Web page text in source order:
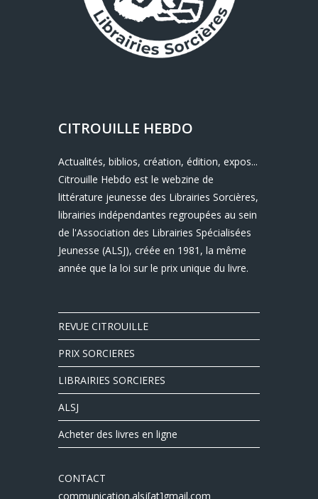
CITROUILLE HEBDO
Actualités, biblios, création, édition, expos...
Citrouille Hebdo est le webzine de
littérature jeunesse des Librairies Sorcières,
librairies indépendantes regroupées au sein
de l'Association des Librairies Spécialisées
Jeunesse (ALSJ), créée en 1981, la même
année que la loi sur le prix unique du livre.
REVUE CITROUILLE
PRIX SORCIERES
LIBRAIRIES SORCIERES
ALSJ
Acheter des livres en ligne
CONTACT
communication.alsj[at]gmail.com